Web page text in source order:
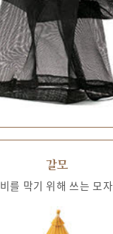
갈모
비를 막기 위해 쓰는 모자